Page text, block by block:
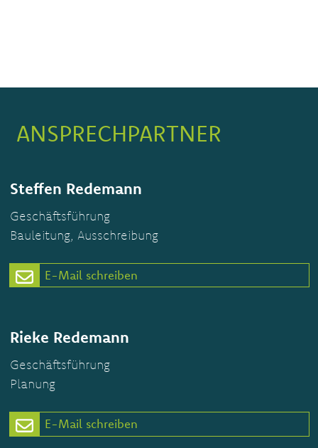
ANSPRECHPARTNER
Steffen Redemann
Geschäftsführung
Bauleitung, Ausschreibung
E-Mail schreiben
Rieke Redemann
Geschäftsführung
Planung
E-Mail schreiben